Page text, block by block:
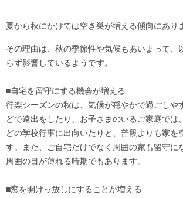
夏から秋にかけては空き巣が増える傾向にあり
その理由は、秋の季節性や気候もあいまって、
らず影響しているようです。
■自宅を留守にする機会が増える
行楽シーズンの秋は、気候が穏やかで過ごしや
どで遠出をしたり、お子さまのいるご家庭では
どの学校行事に出向いたりと、普段よりも家を
す。また、ご自宅だけでなく周囲の家も留守に
周囲の目が薄れる時期でもあります。
■窓を開けっ放しにすることが増える